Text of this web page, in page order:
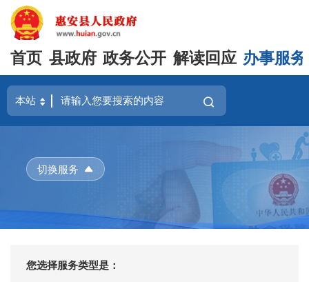
首页 县政府 政务公开 解读回应 办事服务
切换服务
您选择服务类型是：